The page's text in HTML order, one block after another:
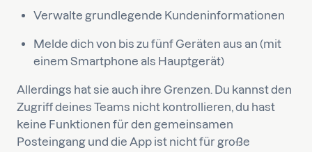
Verwalte grundlegende Kundeninformationen
Melde dich von bis zu fünf Geräten aus an (mit
einem Smartphone als Hauptgerät)
Allerdings hat sie auch ihre Grenzen. Du kannst den
Zugriff deines Teams nicht kontrollieren, du hast
keine Funktionen für den gemeinsamen
Posteingang und die App ist nicht für große